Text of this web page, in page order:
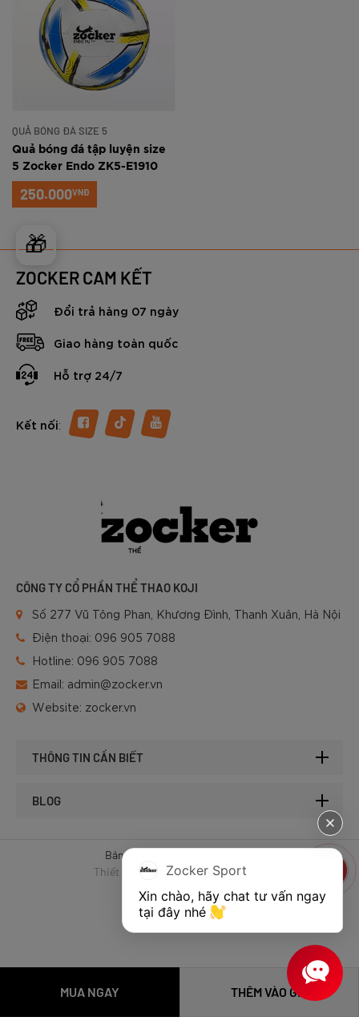
🎁
QUẢ BÓNG ĐÁ SIZE 5
Quả bóng đá tập luyện size
5 Zocker Endo ZK5-E1910
250.000VNĐ
MUA NGAY THÊM VÀO GIỎ
ZOCKER CAM KẾT
Đổi trả hàng 07 ngày
Giao hàng toàn quốc
Hỗ trợ 24/7
Kết nối:
CÔNG TY CỔ PHẦN THỂ THAO KOJI
Số 277 Vũ Tông Phan, Khương Đình, Thanh Xuân, Hà Nội
Điện thoại: 096 905 7088
Hotline: 096 905 7088
Email: admin@zocker.vn
Website: zocker.vn
THÔNG TIN CẦN BIẾT
BLOG
Bản quyền © 2025 của Zocker.
Thiết kế website & SEO - Tất Thành
Zocker Sport
Xin chào, hãy chat tư vấn ngay
tại đây nhé